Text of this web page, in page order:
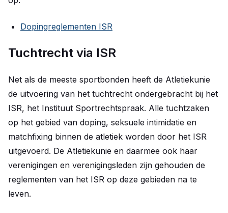
Dopingreglementen ISR
Tuchtrecht via ISR
Net als de meeste sportbonden heeft de Atletiekunie
de uitvoering van het tuchtrecht ondergebracht bij het
ISR, het Instituut Sportrechtspraak. Alle tuchtzaken
op het gebied van doping, seksuele intimidatie en
matchfixing binnen de atletiek worden door het ISR
uitgevoerd. De Atletiekunie en daarmee ook haar
verenigingen en verenigingsleden zijn gehouden de
reglementen van het ISR op deze gebieden na te
leven.